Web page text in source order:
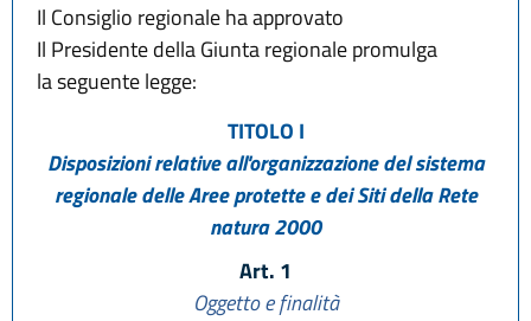
Il Consiglio regionale ha approvato
Il Presidente della Giunta regionale promulga
la seguente legge:
TITOLO I
Disposizioni relative all'organizzazione del sistema
regionale delle Aree protette e dei Siti della Rete
natura 2000
Art. 1
Oggetto e finalità